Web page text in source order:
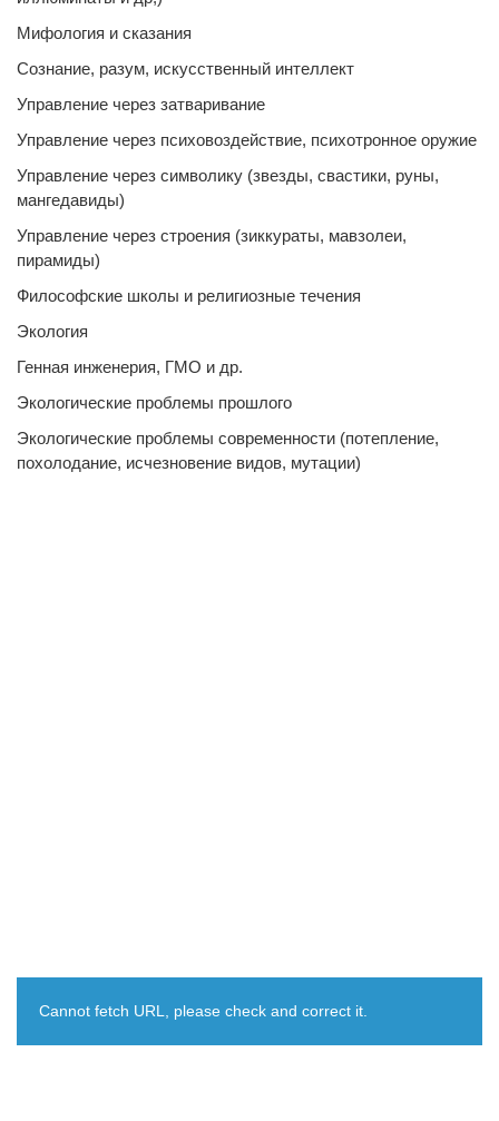
Мифология и сказания
Сознание, разум, искусственный интеллект
Управление через затваривание
Управление через психовоздействие, психотронное оружие
Управление через символику (звезды, свастики, руны,
мангедавиды)
Управление через строения (зиккураты, мавзолеи,
пирамиды)
Философские школы и религиозные течения
Экология
Генная инженерия, ГМО и др.
Экологические проблемы прошлого
Экологические проблемы современности (потепление,
похолодание, исчезновение видов, мутации)
Cannot fetch URL, please check and correct it.